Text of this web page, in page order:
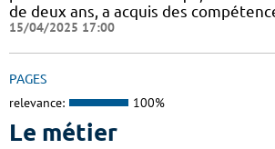
de deux ans, a acquis des
15/04/2025 17:00
PAGES
relevance: 100%
Le métier